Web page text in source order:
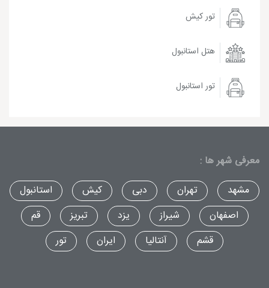
تور کیش
هتل استانبول
تور استانبول
معرفی شهر ها :
مشهد
تهران دبی کیش
استانبول
اصفهان
شیراز یزد تبریز
قم
قشم
آنتالیا ایران تور